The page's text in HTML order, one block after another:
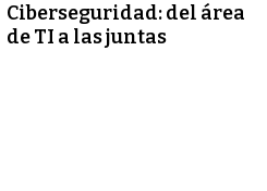
Ciberseguridad: del área
de TI a las juntas